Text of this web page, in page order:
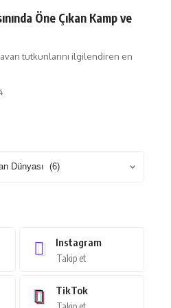
Öne Çıkan Kamp ve
tutkunlarını ilgilendiren en
Instagram
Takip et
TikTok